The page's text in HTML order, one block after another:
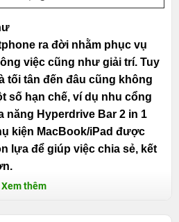
ra đời nhằm phục vụ
việc cũng như giải trí. Tuy
tối tân đến đâu cũng không
số hạn chế, ví dụ nhu cổng
năng Hyperdrive Bar 2 in 1
kiện MacBook/iPad được
lựa để giúp việc chia sẻ, kết
Xem thêm